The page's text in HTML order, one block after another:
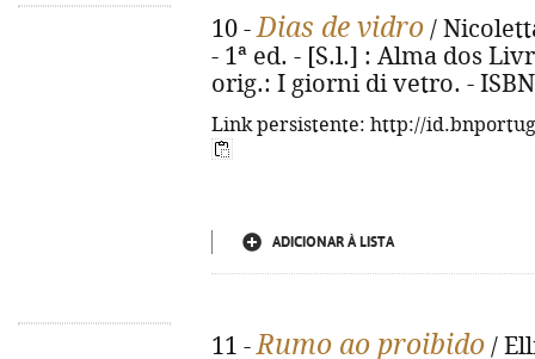
10 -Dias de vidro /
- 1ª ed. - [S.l.] : Alma dos
orig.: I giorni di vetro. - ISBN
Link persistente: http://
ADICIONAR À LISTA
11 -Rumo ao proibido /